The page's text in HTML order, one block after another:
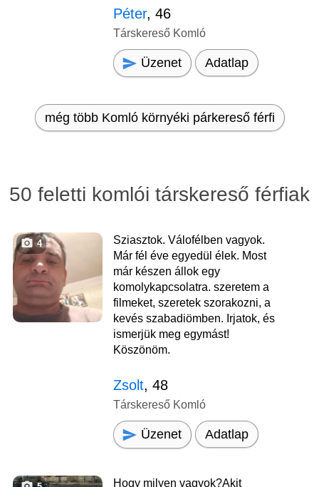
Péter, 46
Társkereső Komló
Üzenet Adatlap
még több Komló környéki párkereső férfi
50 feletti komlói társkereső férfiak
4
Sziasztok. Válofélben vagyok.
Már fél éve egyedül élek. Most
már készen állok egy
komolykapcsolatra. szeretem a
filmeket, szeretek szorakozni, a
kevés szabadiömben. Irjatok, és
ismerjük meg egymást!
Köszönöm.
Zsolt, 48
Társkereső Komló
Üzenet Adatlap
Hogy milyen vagyok?Akit